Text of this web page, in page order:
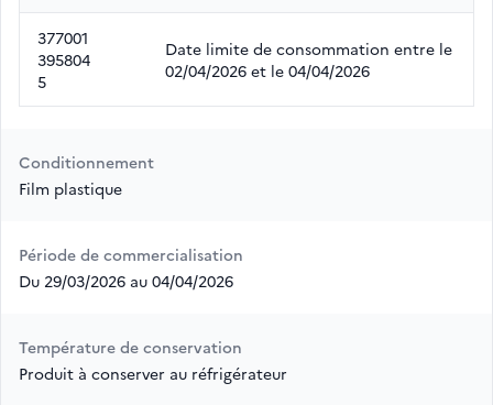
377001
395804
5
Date limite de consommation entre le
02/04/2026 et le 04/04/2026
Conditionnement
Film plastique
Période de commercialisation
Du 29/03/2026 au 04/04/2026
Température de conservation
Produit à conserver au réfrigérateur